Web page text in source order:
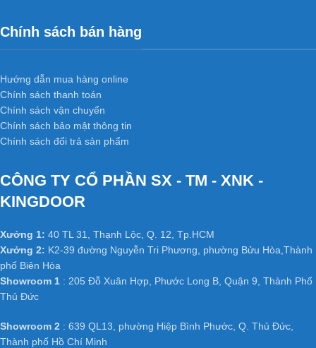
Chính sách bán hàng
Hướng dẫn mua hàng online
Chính sách thanh toán
Chính sách vận chuyển
Chính sách bảo mật thông tin
Chính sách đổi trả sản phẩm
CÔNG TY CỔ PHẦN SX - TM - XNK -
KINGDOOR
Xưởng 1: 40 TL 31, Thạnh Lộc, Q. 12, Tp.HCM
Xưởng 2: K2-39 đường Nguyễn Tri Phương, phường Bửu Hòa,Thành
phố Biên Hòa
Showroom 1 : 205 Đỗ Xuân Hợp, Phước Long B, Quận 9, Thành Phố
Thủ Đức
Showroom 2 : 639 QL13, phường Hiệp Bình Phước, Q. Thủ Đức,
Thành phố Hồ Chí Minh